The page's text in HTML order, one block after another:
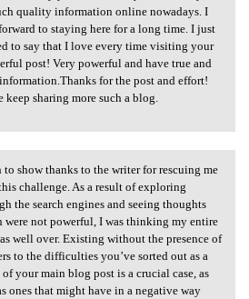
quality information online nowadays. I
to staying here for a long time. I just
to say that I love every time visiting your
post! Very powerful and have true and
for the post and effort!
keep sharing more such a blog.
to show thanks to the
to show thanks to the writer for rescuing me
challenge. As a result of exploring
the search engines and seeing thoughts
were not powerful, I was thinking my entire
well over. Existing without the presence of
to the difficulties you’ve sorted out as a
your main blog post is a crucial case, as
ones that might have in a negative way